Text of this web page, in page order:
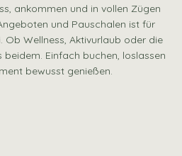
ankommen und in vollen Zügen
und Pauschalen ist für
Ob Wellness, Aktivurlaub oder die
Einfach buchen, loslassen
bewusst genießen.